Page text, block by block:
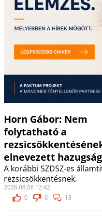
Horn Gábor: Nem
folytatható a
elnevezett hazugság
A korábbi SZDSZ-es
rezsicsökkentésnek.
2026.08.06 12:42
0
6 13